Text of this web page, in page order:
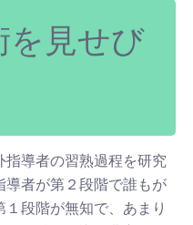
を見せび
指導者の習熟過程を研究
導者が第２段階で誰もが
段階が無知で、あまり